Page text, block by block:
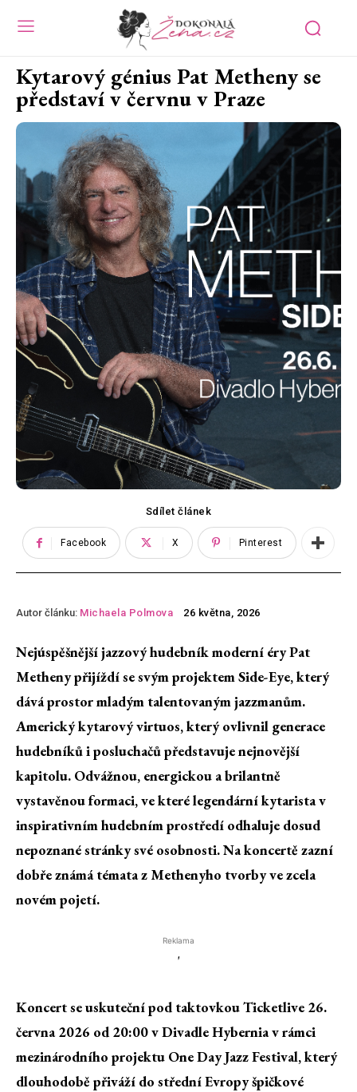
Kytarový génius Pat Metheny se
představí v červnu v Praze
Sdílet článek
Facebook X Pinterest
Autor článku: Michaela Polmova 26 května, 2026
Nejúspěšnější jazzový hudebník moderní éry Pat
Metheny přijíždí se svým projektem Side-Eye, který
dává prostor mladým talentovaným jazzmanům.
Americký kytarový virtuos, který ovlivnil generace
hudebníků i posluchačů představuje nejnovější
kapitolu. Odvážnou, energickou a brilantně
vystavěnou formaci, ve které legendární kytarista v
inspirativním hudebním prostředí odhaluje dosud
nepoznané stránky své osobnosti. Na koncertě zazní
dobře známá témata z Methenyho tvorby ve zcela
novém pojetí.
Reklama
'
Koncert se uskuteční pod taktovkou Ticketlive 26.
června 2026 od 20:00 v Divadle Hybernia v rámci
mezinárodního projektu One Day Jazz Festival, který
dlouhodobě přiváží do střední Evropy špičkové